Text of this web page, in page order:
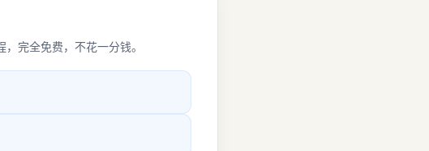
完全免费，不花一分钱。